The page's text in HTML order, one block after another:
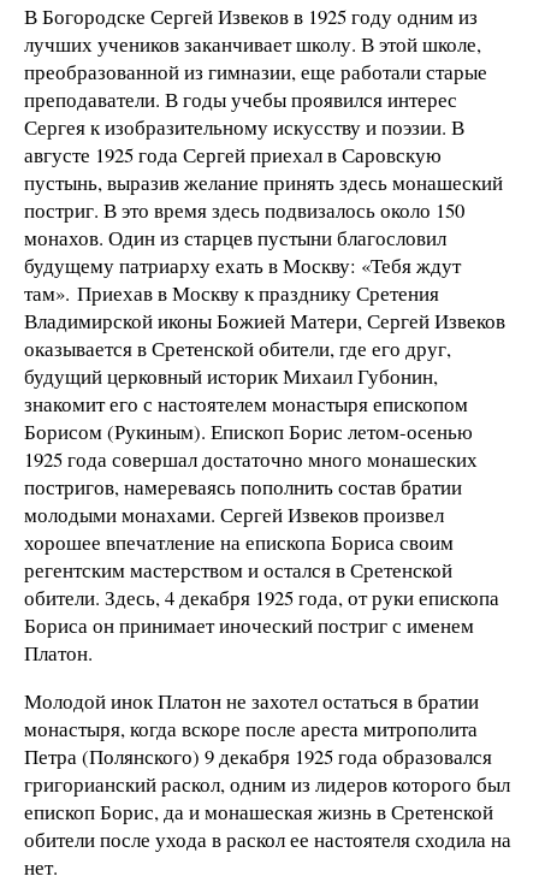
В Богородске Сергей Извеков в 1925 году одним из
лучших учеников заканчивает школу. В этой школе,
преобразованной из гимназии, еще работали старые
преподаватели. В годы учебы проявился интерес
Сергея к изобразительному искусству и поэзии. В
августе 1925 года Сергей приехал в Саровскую
пустынь, выразив желание принять здесь монашеский
постриг. В это время здесь подвизалось около 150
монахов. Один из старцев пустыни благословил
будущему патриарху ехать в Москву: «Тебя ждут
там». Приехав в Москву к празднику Сретения
Владимирской иконы Божией Матери, Сергей Извеков
оказывается в Сретенской обители, где его друг,
будущий церковный историк Михаил Губонин,
знакомит его с настоятелем монастыря епископом
Борисом (Рукиным). Епископ Борис летом-осенью
1925 года совершал достаточно много монашеских
постригов, намереваясь пополнить состав братии
молодыми монахами. Сергей Извеков произвел
хорошее впечатление на епископа Бориса своим
регентским мастерством и остался в Сретенской
обители. Здесь, 4 декабря 1925 года, от руки епископа
Бориса он принимает иноческий постриг с именем
Платон.
Молодой инок Платон не захотел остаться в братии
монастыря, когда вскоре после ареста митрополита
Петра (Полянского) 9 декабря 1925 года образовался
григорианский раскол, одним из лидеров которого был
епископ Борис, да и монашеская жизнь в Сретенской
обители после ухода в раскол ее настоятеля сходила на
нет.